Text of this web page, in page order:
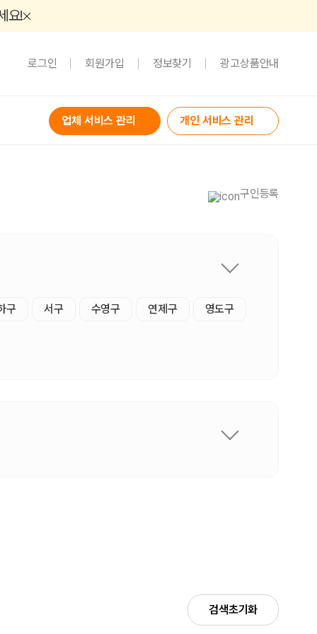
요!
로그인 회원가입 정보찾기 광고상품안내
업체 서비스 관리 개인 서비스 관리
구인등록
구 서구 수영구 연제구 영도구
검색초기화